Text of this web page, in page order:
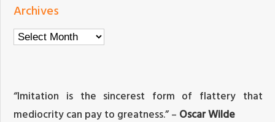
Archives
Archives
“Imitation is the sincerest form of flattery that
mediocrity can pay to greatness.” – Oscar Wilde